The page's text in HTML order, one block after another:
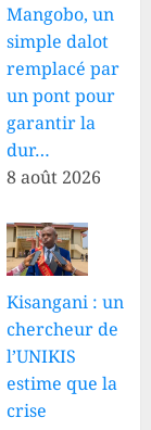
Mangobo, un
simple dalot
remplacé par
un pont pour
garantir la
dur…
8 août 2026
Kisangani : un
chercheur de
l’UNIKIS
estime que la
crise